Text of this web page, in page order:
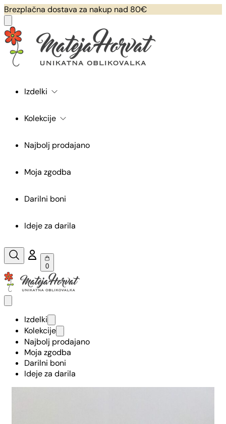
Brezplačna dostava za nakup nad 80€
Izdelki
Kolekcije
Najbolj prodajano
Moja zgodba
Darilni boni
Ideje za darila
0
Izdelki
Kolekcije
Najbolj prodajano
Moja zgodba
Darilni boni
Ideje za darila